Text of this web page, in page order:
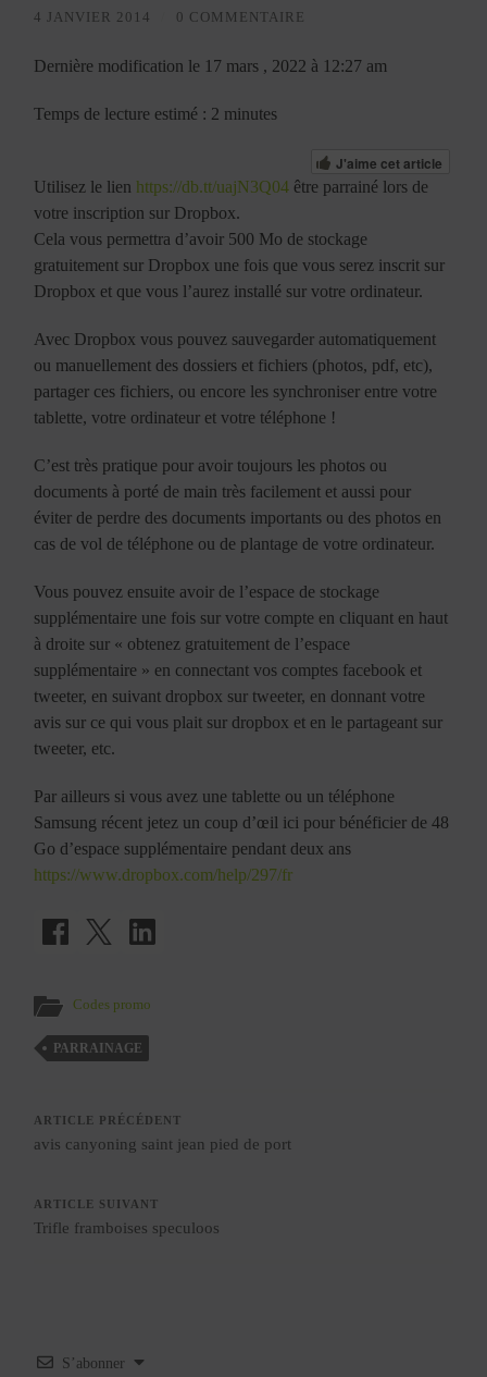
4 JANVIER 2014 0 COMMENTAIRE
Dernière modification le 17 mars , 2022 à 12:27 am
Temps de lecture estimé : 2 minutes
J'aime cet article
Utilisez le lien https://db.tt/uajN3Q04 être parrainé lors de
votre inscription sur Dropbox.
Cela vous permettra d’avoir 500 Mo de stockage
gratuitement sur Dropbox une fois que vous serez inscrit sur
Dropbox et que vous l’aurez installé sur votre ordinateur.
Avec Dropbox vous pouvez sauvegarder automatiquement
ou manuellement des dossiers et fichiers (photos, pdf, etc),
partager ces fichiers, ou encore les synchroniser entre votre
tablette, votre ordinateur et votre téléphone !
C’est très pratique pour avoir toujours les photos ou
documents à porté de main très facilement et aussi pour
éviter de perdre des documents importants ou des photos en
cas de vol de téléphone ou de plantage de votre ordinateur.
Vous pouvez ensuite avoir de l’espace de stockage
supplémentaire une fois sur votre compte en cliquant en haut
à droite sur « obtenez gratuitement de l’espace
supplémentaire » en connectant vos comptes facebook et
tweeter, en suivant dropbox sur tweeter, en donnant votre
avis sur ce qui vous plait sur dropbox et en le partageant sur
tweeter, etc.
Par ailleurs si vous avez une tablette ou un téléphone
Samsung récent jetez un coup d’œil ici pour bénéficier de 48
Go d’espace supplémentaire pendant deux ans
https://www.dropbox.com/help/297/fr
Codes promo
PARRAINAGE
ARTICLE PRÉCÉDENT
avis canyoning saint jean pied de port
ARTICLE SUIVANT
Trifle framboises speculoos
S’abonner